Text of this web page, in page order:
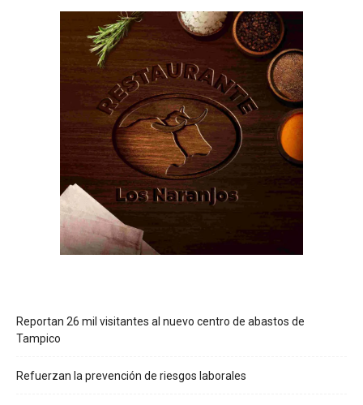
Reportan 26 mil visitantes al nuevo centro de abastos de
Tampico
Refuerzan la prevención de riesgos laborales